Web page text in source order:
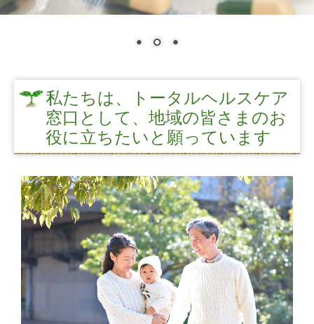
私たちは、トータルヘルスケア
窓口として、地域の皆さまのお
役に立ちたいと願っています